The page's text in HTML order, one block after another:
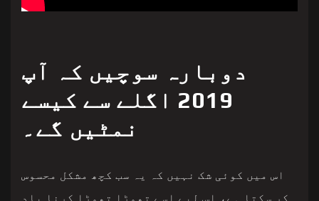
دوبارہ سوچیں کہ آپ
2019 اگلے سے کیسے
نمٹیں گے۔
اس میں کوئی شک نہیں کہ یہ سب کچھ مشکل محسوس
کر سکتا ہے، اس لیے اسے تھوڑا تھوڑا کرنا یاد